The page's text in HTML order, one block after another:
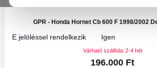
GPR - Honda Hornet Cb 600 F 1998/2002
E jelöléssel rendelkezik Igen
Várható szállítás 2-4 hét
196.000 Ft